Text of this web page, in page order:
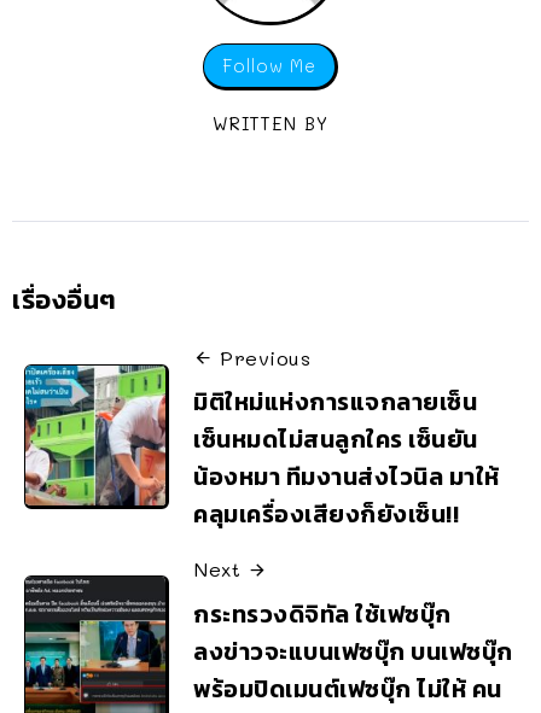
Follow Me
WRITTEN BY
เรื่องอื่นๆ
Previous
มิติใหม่แห่งการแจกลายเซ็น
เซ็นหมดไม่สนลูกใคร เซ็นยัน
น้องหมา ทีมงานส่งไวนิล มาให้
คลุมเครื่องเสียงก็ยังเซ็น!!
Next
กระทรวงดิจิทัล ใช้เฟซบุ๊ก
ลงข่าวจะแบนเฟซบุ๊ก บนเฟซบุ๊ก
พร้อมปิดเมนต์เฟซบุ๊ก ไม่ให้ คน